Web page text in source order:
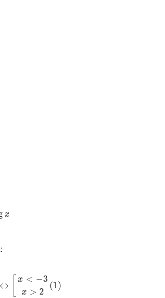
x
⇔
x < −3
x > 2
(1)